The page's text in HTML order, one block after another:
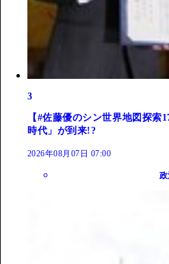
3
【#佐藤優のシン世界地図探
時代」が到来!?
2026年08月07日 07:00